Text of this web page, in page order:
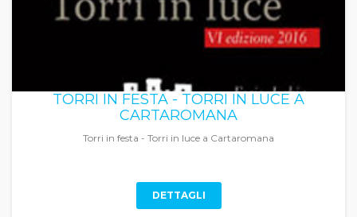
TORRI IN FESTA - TORRI IN LUCE A
CARTAROMANA
Torri in festa - Torri in luce a Cartaromana
DETTAGLI